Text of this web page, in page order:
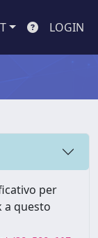
LOGIN
per
a questo